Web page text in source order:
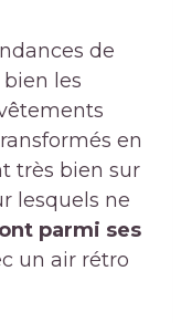
de
les
en
très bien sur
lesquels ne
parmi ses
un air rétro